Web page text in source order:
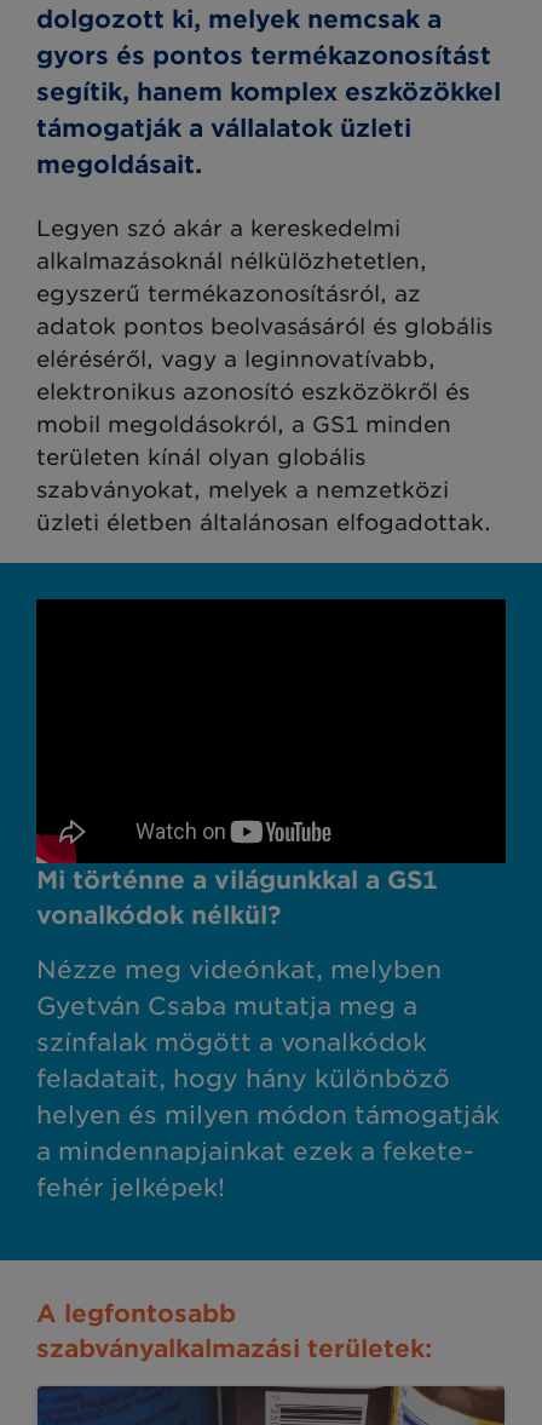
dolgozott ki, melyek nemcsak a
gyors és pontos termékazonosítást
segítik, hanem komplex eszközökkel
támogatják a vállalatok üzleti
megoldásait.
Legyen szó akár a kereskedelmi
alkalmazásoknál nélkülözhetetlen,
egyszerű termékazonosításról, az
adatok pontos beolvasásáról és globális
eléréséről, vagy a leginnovatívabb,
elektronikus azonosító eszközökről és
mobil megoldásokról, a GS1 minden
területen kínál olyan globális
szabványokat, melyek a nemzetközi
üzleti életben általánosan elfogadottak.
Mi történne a világunkkal a GS1
vonalkódok nélkül?
Nézze meg videónkat, melyben
Gyetván Csaba mutatja meg a
színfalak mögött a vonalkódok
feladatait, hogy hány különböző
helyen és milyen módon támogatják
a mindennapjainkat ezek a fekete-
fehér jelképek!
A legfontosabb
szabványalkalmazási területek: